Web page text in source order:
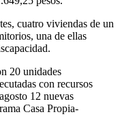
cuatro viviendas de un
una de ellas
20 unidades
con recursos
12 nuevas
Casa Propia-